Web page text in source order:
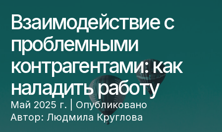
проблемными
контрагентами: как
наладить работу
Май 2025 г. | Опубликовано
Автор: Людмила Круглова